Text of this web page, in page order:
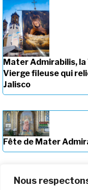
Nous
Mater Admirabilis,
Vierge fileuse qui
Jalisco
Fête de Mater